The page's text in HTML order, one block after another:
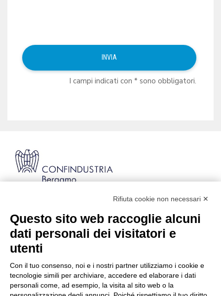
I campi indicati con * sono obbligatori.
Codice Fiscale: 80021750163 | PEC:
info@pec.confindustriabergamo.it
CONFINDUSTRIA BERGAMO
Rifiuta cookie non necessari ✕
Questo sito web raccoglie alcuni
dati personali dei visitatori e
utenti
Con il tuo consenso, noi e i nostri partner utilizziamo i cookie e
tecnologie simili per archiviare, accedere ed elaborare i dati
personali come, ad esempio, la visita al sito web o la